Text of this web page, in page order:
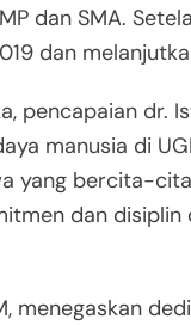
dan SMA.
dan
pencapaian dr.
manusia di
yang bercita-
dan
menegaskan